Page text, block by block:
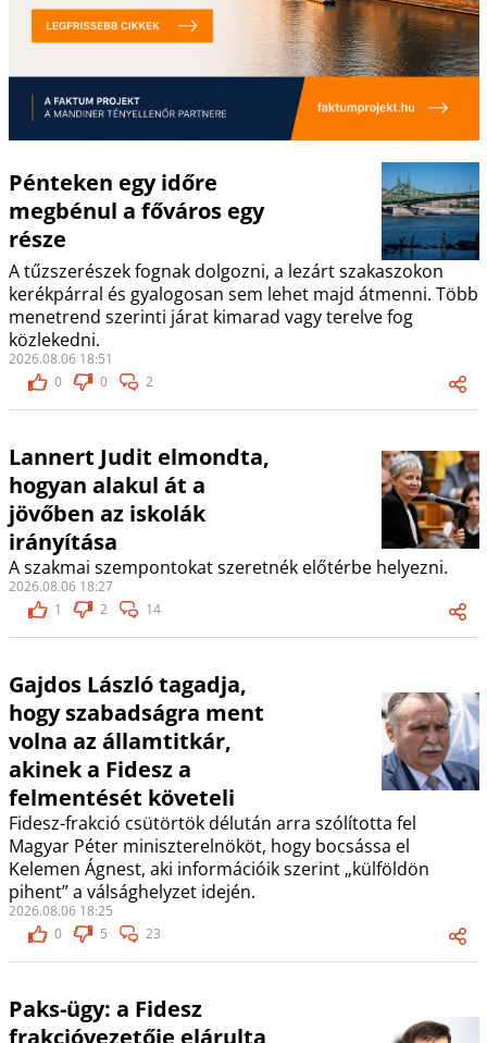
Pénteken egy időre
megbénul a főváros egy
része
A tűzszerészek fognak dolgozni, a lezárt szakaszokon
kerékpárral és gyalogosan sem lehet majd átmenni. Több
menetrend szerinti járat kimarad vagy terelve fog
közlekedni.
2026.08.06 18:51
0
0 2
Lannert Judit elmondta,
hogyan alakul át a
jövőben az iskolák
irányítása
A szakmai szempontokat szeretnék előtérbe helyezni.
2026.08.06 18:27
1
2 14
Gajdos László tagadja,
hogy szabadságra ment
volna az államtitkár,
akinek a Fidesz a
felmentését követeli
Fidesz-frakció csütörtök délután arra szólította fel
Magyar Péter miniszterelnököt, hogy bocsássa el
Kelemen Ágnest, aki információik szerint „külföldön
pihent” a válsághelyzet idején.
2026.08.06 18:25
0
5 23
Paks-ügy: a Fidesz